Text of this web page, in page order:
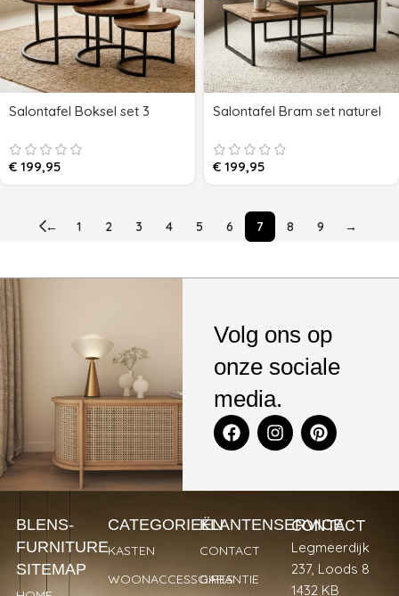
Salontafel Boksel set 3
€ 199,95
Salontafel Bram set naturel
€ 199,95
← 1 2 3 4 5 6 7 8 9 →
Volg ons op
onze sociale
media.
BLENS-
FURNITURE
SITEMAP
CATEGORIEËN
KASTEN
WOONACCESSOIRES
KLANTENSERVICE
CONTACT
GARANTIE
CONTACT
Legmeerdijk
237, Loods 8
1432 KB